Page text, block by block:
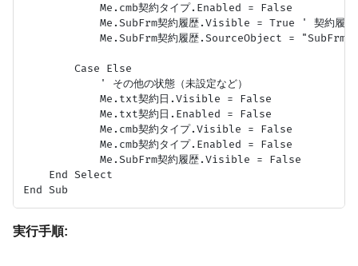
            Me.cmb契約タイプ.Enabled = False
Me.SubFrm契約履歴.Visible = True ' 契約履歴
Me.SubFrm契約履歴.SourceObject = "SubFrm解約
        Case Else
            ' その他の状態（未設定など）
            Me.txt契約日.Visible = False
            Me.txt契約日.Enabled = False
            Me.cmb契約タイプ.Visible = False
            Me.cmb契約タイプ.Enabled = False
            Me.SubFrm契約履歴.Visible = False
    End Select
実行手順: